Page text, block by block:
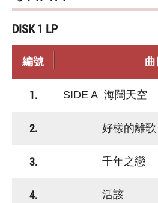
DISK 1 LP
編號 曲
1. SIDE A 海闊天空
2. 好樣的離歌
3. 千年之戀
4. 活該